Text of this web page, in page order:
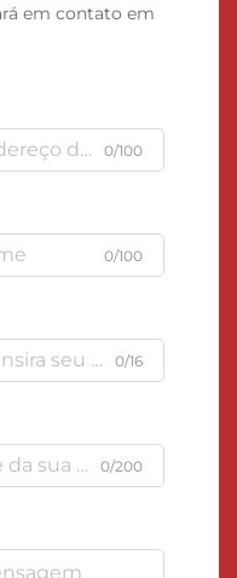
em contato em
0/100
0/100
0/16
0/200